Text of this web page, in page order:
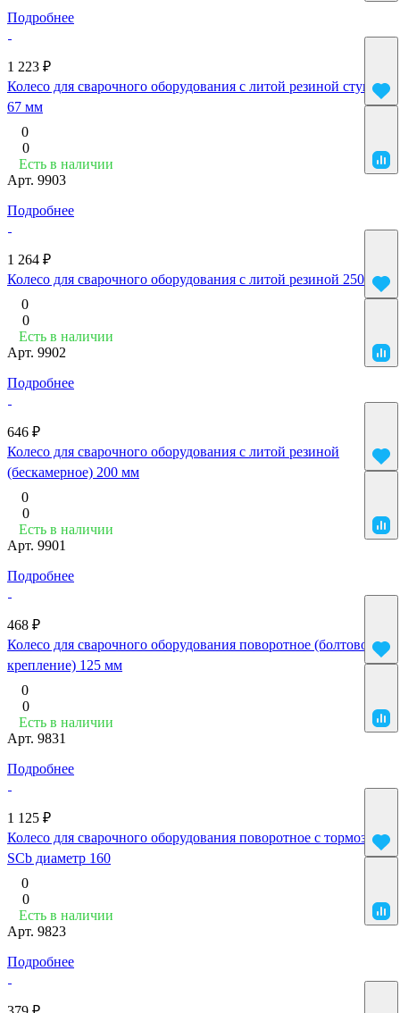
Подробнее
1 223 ₽
Колесо для сварочного оборудования с литой резиной ступица
67 мм
0
0
Есть в наличии
Арт. 9903
Подробнее
1 264 ₽
Колесо для сварочного оборудования с литой резиной 250 мм
0
0
Есть в наличии
Арт. 9902
Подробнее
646 ₽
Колесо для сварочного оборудования с литой резиной
(бескамерное) 200 мм
0
0
Есть в наличии
Арт. 9901
Подробнее
468 ₽
Колесо для сварочного оборудования поворотное (болтовое
крепление) 125 мм
0
0
Есть в наличии
Арт. 9831
Подробнее
1 125 ₽
Колесо для сварочного оборудования поворотное с тормозом
SCb диаметр 160
0
0
Есть в наличии
Арт. 9823
Подробнее